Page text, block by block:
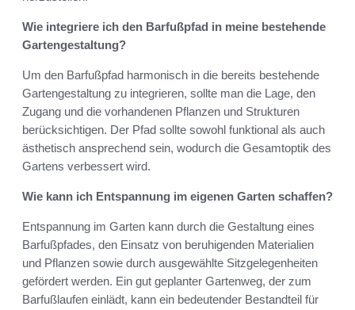
Wie integriere ich den Barfußpfad in meine bestehende
Gartengestaltung?
Um den Barfußpfad harmonisch in die bereits bestehende
Gartengestaltung zu integrieren, sollte man die Lage, den
Zugang und die vorhandenen Pflanzen und Strukturen
berücksichtigen. Der Pfad sollte sowohl funktional als auch
ästhetisch ansprechend sein, wodurch die Gesamtoptik des
Gartens verbessert wird.
Wie kann ich Entspannung im eigenen Garten schaffen?
Entspannung im Garten kann durch die Gestaltung eines
Barfußpfades, den Einsatz von beruhigenden Materialien
und Pflanzen sowie durch ausgewählte Sitzgelegenheiten
gefördert werden. Ein gut geplanter Gartenweg, der zum
Barfußlaufen einlädt, kann ein bedeutender Bestandteil für